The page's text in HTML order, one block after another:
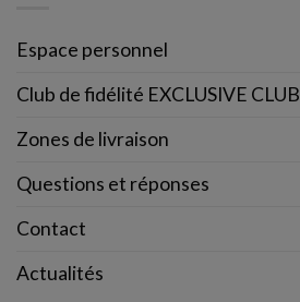
Espace personnel
Club de fidélité EXCLUSIVE CLUB
Zones de livraison
Questions et réponses
Contact
Actualités